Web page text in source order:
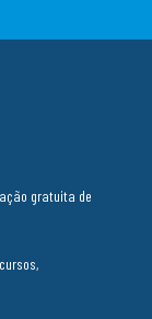
gratuita de